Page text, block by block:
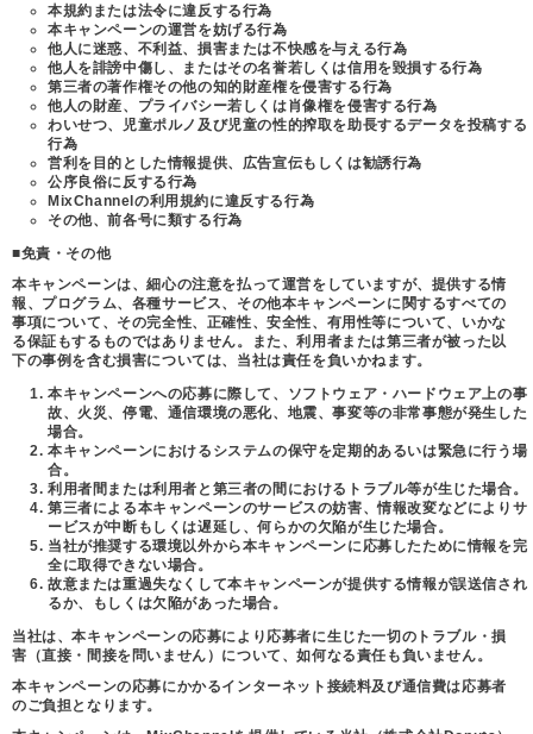
本規約または法令に違反する行為
本キャンペーンの運営を妨げる行為
他人に迷惑、不利益、損害または不快感を与える行為
他人を誹謗中傷し、またはその名誉若しくは信用を毀損する行為
第三者の著作権その他の知的財産権を侵害する行為
他人の財産、プライバシー若しくは肖像権を侵害する行為
わいせつ、児童ポルノ及び児童の性的搾取を助長するデータを投稿する
行為
営利を目的とした情報提供、広告宣伝もしくは勧誘行為
公序良俗に反する行為
MixChannelの利用規約に違反する行為
その他、前各号に類する行為
■免責・その他
本キャンペーンは、細心の注意を払って運営をしていますが、提供する情
報、プログラム、各種サービス、その他本キャンペーンに関するすべての
事項について、その完全性、正確性、安全性、有用性等について、いかな
る保証もするものではありません。また、利用者または第三者が被った以
下の事例を含む損害については、当社は責任を負いかねます。
本キャンペーンへの応募に際して、ソフトウェア・ハードウェア上の事
故、火災、停電、通信環境の悪化、地震、事変等の非常事態が発生した
場合。
本キャンペーンにおけるシステムの保守を定期的あるいは緊急に行う場
合。
利用者間または利用者と第三者の間におけるトラブル等が生じた場合。
第三者による本キャンペーンのサービスの妨害、情報改変などによりサ
ービスが中断もしくは遅延し、何らかの欠陥が生じた場合。
当社が推奨する環境以外から本キャンペーンに応募したために情報を完
全に取得できない場合。
故意または重過失なくして本キャンペーンが提供する情報が誤送信され
るか、もしくは欠陥があった場合。
当社は、本キャンペーンの応募により応募者に生じた一切のトラブル・損
害（直接・間接を問いません）について、如何なる責任も負いません。
本キャンペーンの応募にかかるインターネット接続料及び通信費は応募者
のご負担となります。